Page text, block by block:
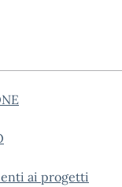
ai progetti